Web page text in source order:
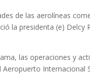
de las aerolíneas
la presidenta (e) Delcy
las operaciones y
Internacional